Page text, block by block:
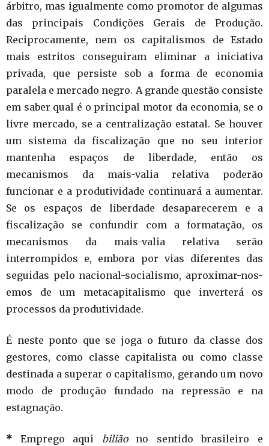
árbitro, mas igualmente como promotor de algumas
das principais Condições Gerais de Produção.
Reciprocamente, nem os capitalismos de Estado
mais estritos conseguiram eliminar a iniciativa
privada, que persiste sob a forma de economia
paralela e mercado negro. A grande questão consiste
em saber qual é o principal motor da economia, se o
livre mercado, se a centralização estatal. Se houver
um sistema da fiscalização que no seu interior
mantenha espaços de liberdade, então os
mecanismos da mais-valia relativa poderão
funcionar e a produtividade continuará a aumentar.
Se os espaços de liberdade desaparecerem e a
fiscalização se confundir com a formatação, os
mecanismos da mais-valia relativa serão
interrompidos e, embora por vias diferentes das
seguidas pelo nacional-socialismo, aproximar-nos-
emos de um metacapitalismo que inverterá os
processos da produtividade.
É neste ponto que se joga o futuro da classe dos
gestores, como classe capitalista ou como classe
destinada a superar o capitalismo, gerando um novo
modo de produção fundado na repressão e na
estagnação.
* Emprego aqui biliãono sentido brasileiro e